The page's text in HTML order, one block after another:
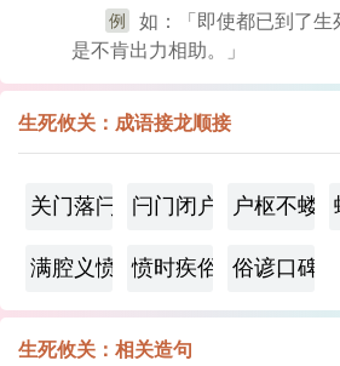
例
如：「即使都已到了生
是不肯出力相助。」
生死攸关：成语接龙顺接
关门落闩 闩门闭户 户枢不蝼
满腔义愤 愤时疾俗 俗谚口碑
生死攸关：相关造句